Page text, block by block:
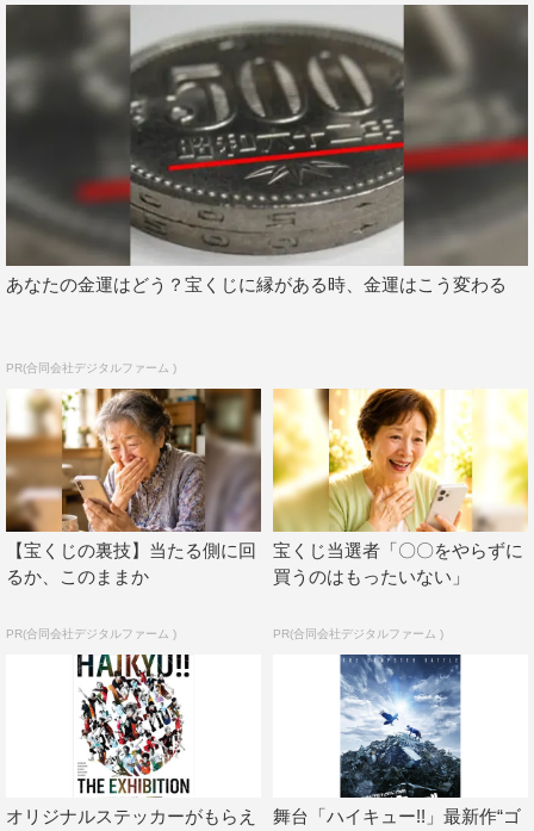
舞台「炎炎ノ消防隊」
さらに、舞台「炎炎ノ消防隊」やハイパープロジェクショ
ン演劇「ハイキュー!!」シリーズ、ミュージカル「ヘタリ
ア～Singin’in the World～」など、コミックスやアニメ化
で大きな話題を集めた作品の2.5次元舞台も9月15日（水）
より配信。この他にも大人気舞台「おそ松さんon STAGE
～SIX MEN’S SHOW TIME～」等も絶賛配信中。
そして、人気アーティストのプレミアムライブの生配信や
（土）、12日（日）の2日間で計4公演が開催される新感
覚朗読舞台『池袋裏百物語 明烏准教授の都市伝説ゼミ』
を独占生配信する。チケットは現在販売中。
追加配信作品一覧
舞台「炎炎ノ消防隊」
ハイパープロジェクション演劇「ハイキュー!!」（初演）
色″（再演）
ハイパープロジェクション演劇「ハイキュー!!」“烏野、復
ハイパープロジェクション演劇「ハイキュー!!」“勝者と敗
ハイパープロジェクション演劇「ハイキュー!!」“進化の夏”
あなたの金運はどう？宝くじに縁がある時、金運はこう変わる
PR(合同会社デジタルファーム )
【宝くじの裏技】当たる側に回
るか、このままか
PR(合同会社デジタルファーム )
宝くじ当選者「〇〇をやらずに
買うのはもったいない」
PR(合同会社デジタルファーム )
オリジナルステッカーがもらえ
舞台「ハイキュー!!」最新作“ゴ